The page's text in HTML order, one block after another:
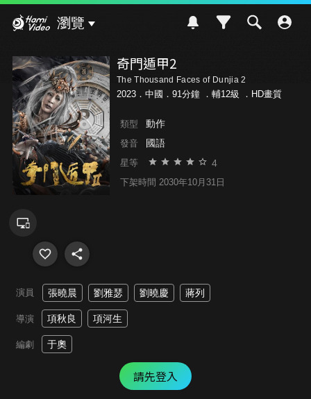
瀏覽
奇門遁甲2
The Thousand Faces of Dunjia 2
2023．中國．91分鐘 ． 輔12級 ．HD畫質
類型 動作
發音 國語
星等 4
下架時間 2030年10月31日
演員 張曉晨 劉雅瑟 劉曉慶 蔣列
導演 項秋良 項河生
編劇 于奧
請先登入